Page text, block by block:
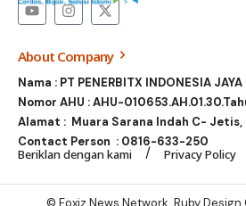
About Company
Nama : PT PENERBITX INDONESIA JAYA
Nomor AHU : AHU-
Alamat : Muara Sarana Indah C- Jetis,
Contact Person : 0816-633-250
Beriklan dengan kami Privacy Policy
© Foxiz News Network. Ruby Design